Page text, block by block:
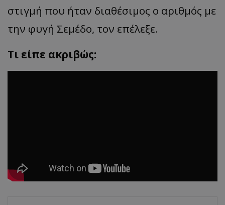
στιγμή που ήταν διαθέσιμος ο αριθμός με
την φυγή Σεμέδο, τον επέλεξε.
Τι είπε ακριβώς: